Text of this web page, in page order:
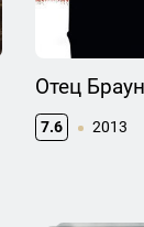
Отец Браун
7.6 2013